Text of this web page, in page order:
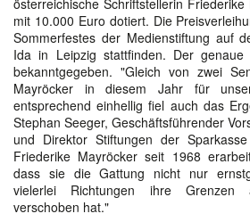
mit 10.000 Euro dotiert. Die
Sommerfestes der Medienstiftung auf
Ida in Leipzig stattfinden. Der genaue
bekanntgegeben. "Gleich von zwei
Mayröcker in diesem Jahr für
entsprechend einhellig fiel auch das
Stephan Seeger, Geschäftsführender
und Direktor Stiftungen der
Friederike Mayröcker seit 1968
dass sie die Gattung nicht nur
vielerlei Richtungen ihre Grenzen
verschoben hat."